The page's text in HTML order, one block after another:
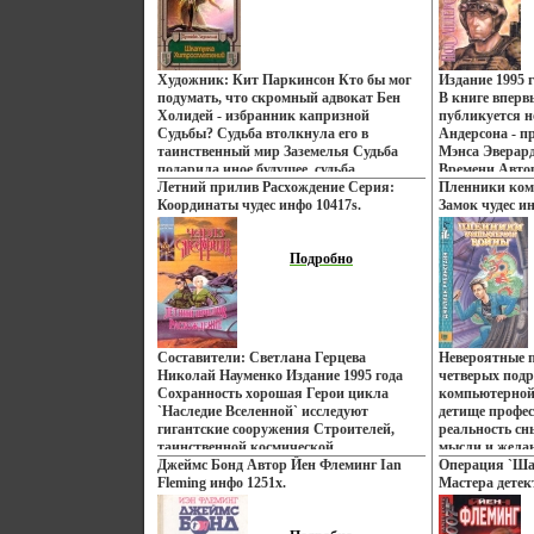
священника Отказавшись от духовной
карьевокйпры, в 1840 году эмигрировал
в Америку Перепробовал множество
профессий, много путешествовал по
стране, с 1846 года
профессиональнозанимается
журналистикой Принимал .
Художник: Кит Паркинсон Кто бы мог
подумать, что скромный адвокат Бен
Холидей - избранник капризной
Судьбы? Судьба втолкнула его в
таинственный мир Заземелья Судьба
подарила иное будущее, судьба
поселвггяшила его в высоком замке
Чистейшего Серебра Судьба возложила
на голову Бена корону Но труден
оказался путь в новую жизнь - и
жестокие битвы, опасные приключения,
тяжкие странствия ожидают короля
страны, пришедшей из снов Автор
Терри Брукс Terry Brooks Родился
ввойел провинциальном городке в штате
Иллинойс Окончил университет
Вашингтона-Ли, получил диплом
юриста, некоторое время работал
адвокатом, но вскоре подчинился зову
сердца и ушел "на вольные хлеба" (стать
писателем Брукс мечтал с самого
детства) .
Летний прилив Расхождение Серия:
Координаты чудес инфо 10417s.
Подробно
Составители: Светлана Герцева
Николай Науменко Издание 1995 года
Сохранность хорошая Герои цикла
`Наследие Вселенной` исследуют
гигантские сооружения Строителей,
таинственной космической
сверхцивиливгднюзации Об их
головокружительных приключениях
читайте в романах `Летний Прилив` и
`Расхождение` Содержание Летний
Джеймс Бонд Автор Йен Флеминг Ian
Fleming инфо 1251x.
и
Имперский
году,
епископа де
Издание 1995
В книге
публикуется
Андерсона -
Мэнса
Времени
Poвгдстul
Бристоле,
выходцев из
объясняется
орфографии
написание
Окончил
со степенью
.
Пленники
Замок чудес
Невероятные
четверых
детище
реальность
мысли и
возможности
внимание
стремящихся
Операция
Мастера